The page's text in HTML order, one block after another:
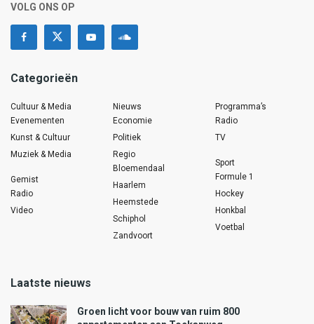
VOLG ONS OP
Categorieën
Cultuur & Media
Evenementen
Kunst & Cultuur
Muziek & Media
Gemist
Radio
Video
Nieuws
Economie
Politiek
Regio
Bloemendaal
Haarlem
Heemstede
Schiphol
Zandvoort
Programma’s
Radio
TV
Sport
Formule 1
Hockey
Honkbal
Voetbal
Laatste nieuws
Groen licht voor bouw van ruim 800